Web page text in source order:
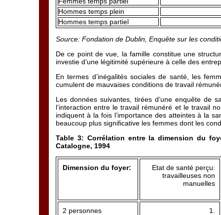
Hommes temps plein
Hommes temps partiel
Source: Fondation de Dublin, Enquête sur les
De ce point de vue, la famille constitue une
investie d’une légitimité supérieure à celle des
En termes d’inégalités sociales de santé, les
cumulent de mauvaises conditions de travail
Les données suivantes, tirées d’une enquête de
l’interaction entre le travail rémunéré et le travail
indiquent à la fois l’importance des atteintes à la
beaucoup plus significative les femmes dont les
Table 3: Corrélation entre la dimension du
Catalogne, 1994
Dimension du foyer:
Etat de santé perçu:
travailleuses non
manuelles
2 personnes 1.